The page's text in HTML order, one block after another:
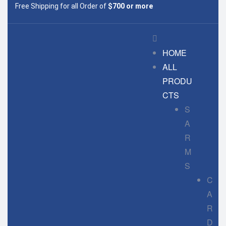
Free Shipping for all Order of $700 or more
HOME
ALL
PRODU
CTS
S
A
R
M
S
C
A
R
D